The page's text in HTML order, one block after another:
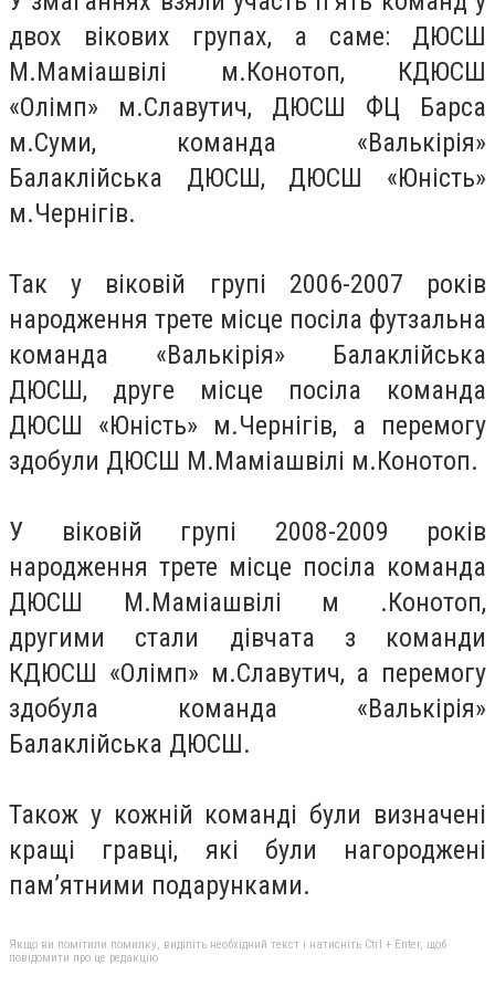
двох вікових групах, а саме: ДЮСШ
М.Маміашвілі м.Конотоп, КДЮСШ
«Олімп» м.Славутич, ДЮСШ ФЦ Барса
м.Суми, команда «Валькірія»
Балаклійська ДЮСШ, ДЮСШ «Юність»
м.Чернігів.
Так у віковій групі 2006-2007 років
народження трете місце посіла футзальна
команда «Валькірія» Балаклійська
ДЮСШ, друге місце посіла команда
ДЮСШ «Юність» м.Чернігів, а перемогу
здобули ДЮСШ М.Маміашвілі м.Конотоп.
У віковій групі 2008-2009 років
народження трете місце посіла команда
ДЮСШ М.Маміашвілі м .Конотоп,
другими стали дівчата з команди
КДЮСШ «Олімп» м.Славутич, а перемогу
здобула команда «Валькірія»
Балаклійська ДЮСШ.
Також у кожній команді були визначені
кращі гравці, які були нагороджені
пам’ятними подарунками.
Якщо ви помітили помилку, виділіть необхідний текст і натисніть Ctrl + Enter, щоб
повідомити про це редакцію